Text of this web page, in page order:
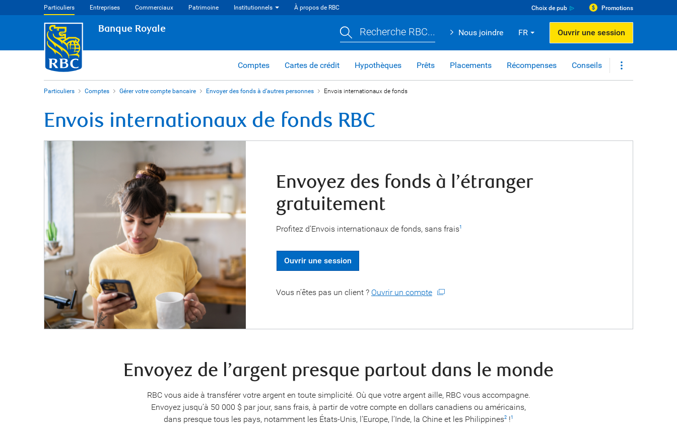
Particuliers Entreprises Commerciaux Patrimoine Institutionnels À propos de RBC Choix de pub Promotions
Banque Royale Recherche RBC... Nous joindre FR Ouvrir une session
Comptes Cartes de crédit Hypothèques Prêts Placements Récompenses Conseils
Particuliers Comptes Gérer votre compte bancaire Envoyer des fonds à d’autres personnes Envois internationaux de fonds
Envois internationaux de fonds RBC
Envoyez des fonds à l’étranger
gratuitement
Profitez d’Envois internationaux de fonds, sans frais1
Ouvrir une session
Vous n’êtes pas un client ? Ouvrir un compte
Envoyez de l’argent presque partout dans le monde
RBC vous aide à transférer votre argent en toute simplicité. Où que votre argent aille, RBC vous accompagne.
Envoyez jusqu’à 50 000 $ par jour, sans frais, à partir de votre compte en dollars canadiens ou américains,
dans presque tous les pays, notamment les États-Unis, l’Europe, l’Inde, la Chine et les Philippines2 !1